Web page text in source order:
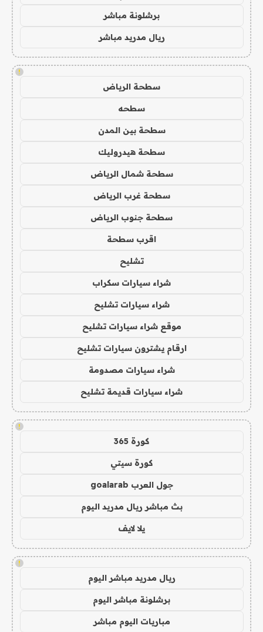
برشلونة مباشر
ريال مدريد مباشر
!
سطحة الرياض
سطحه
سطحة بين المدن
سطحة هيدروليك
سطحة شمال الرياض
سطحة غرب الرياض
سطحة جنوب الرياض
اقرب سطحة
تشليح
شراء سيارات سكراب
شراء سيارات تشليح
موقع شراء سيارات تشليح
ارقام يشترون سيارات تشليح
شراء سيارات مصدومة
شراء سيارات قديمة تشليح
!
كورة 365
كورة سيتي
جول العرب goalarab
بث مباشر ريال مدريد اليوم
يلا لايف
!
ريال مدريد مباشر اليوم
برشلونة مباشر اليوم
مباريات اليوم مباشر